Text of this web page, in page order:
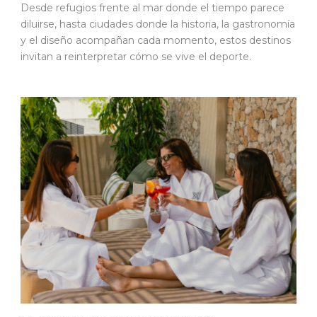
Desde refugios frente al mar donde el tiempo parece
diluirse, hasta ciudades donde la historia, la gastronomía
y el diseño acompañan cada momento, estos destinos
invitan a reinterpretar cómo se vive el deporte.